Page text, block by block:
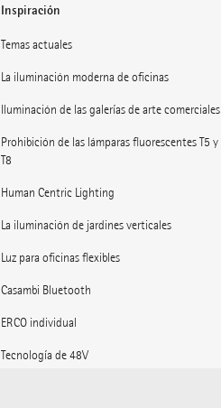
Inspiración
Temas actuales
La iluminación moderna de oficinas
Iluminación de las galerías de arte comerciales
Prohibición de las lámparas fluorescentes T5 y
T8
Human Centric Lighting
La iluminación de jardines verticales
Luz para oficinas flexibles
Casambi Bluetooth
ERCO individual
Tecnología de 48V